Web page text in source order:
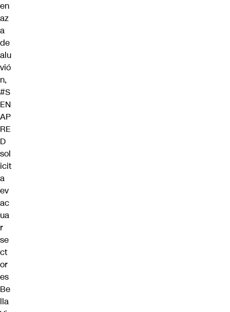
en
az
a
de
alu
vió
n,
#S
EN
AP
RE
D
sol
icit
a
ev
ac
ua
r
se
ct
or
es
Be
lla